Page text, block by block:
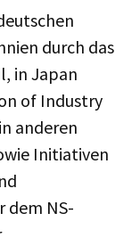
durch das
in Japan
of Industry
anderen
Initiativen
dem NS-